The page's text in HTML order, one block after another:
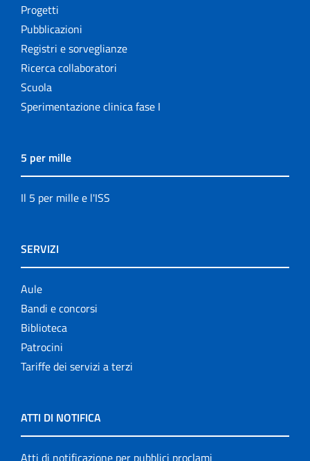
Progetti
Pubblicazioni
Registri e sorveglianze
Ricerca collaboratori
Scuola
Sperimentazione clinica fase I
5 per mille
Il 5 per mille e l'ISS
SERVIZI
Aule
Bandi e concorsi
Biblioteca
Patrocini
Tariffe dei servizi a terzi
ATTI DI NOTIFICA
Atti di notificazione per pubblici proclami